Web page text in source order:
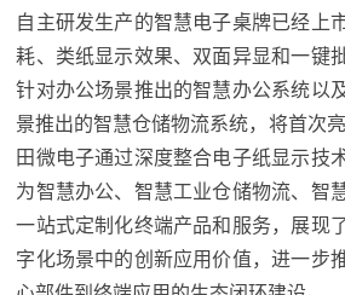
自主研发生产的智慧电子桌牌已经上
耗、类纸显示效果、双面异显和一键
针对办公场景推出的智慧办公系统以
景推出的智慧仓储物流系统，将首次
田微电子通过深度整合电子纸显示技
为智慧办公、智慧工业仓储物流、智
一站式定制化终端产品和服务，展现
字化场景中的创新应用价值，进一步